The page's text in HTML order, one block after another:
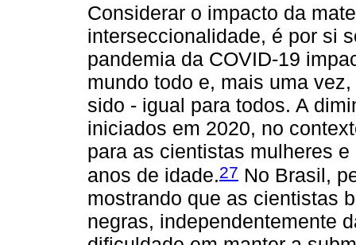
Considerar o impacto da
interseccionalidade, é por si
pandemia da COVID-19
mundo todo e, mais uma
sido - igual para todos. A
iniciados em 2020, no
para as cientistas mulheres
anos de idade.27 No Brasil,
mostrando que as cientistas
negras, independentemente